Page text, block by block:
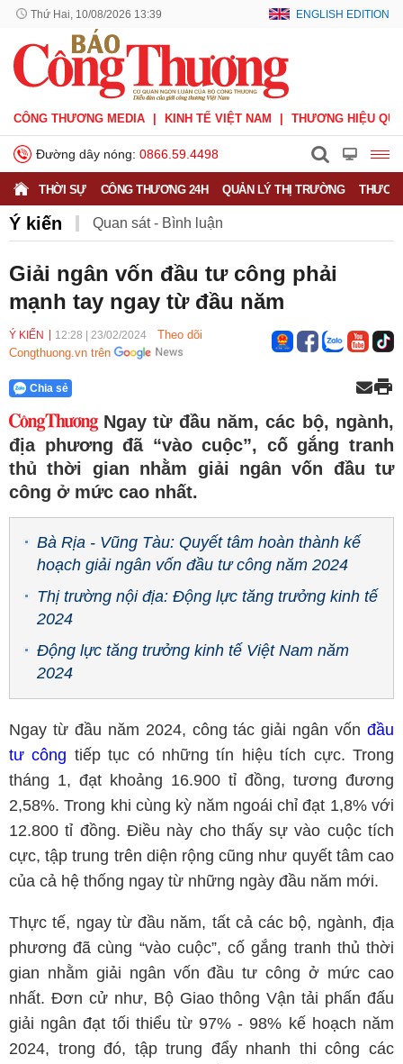
Thứ Hai, 10/08/2026 13:39 ENGLISH EDITION
CÔNG THƯƠNG MEDIA KINH TẾ VIỆT NAM THƯƠNG HIỆU
Đường dây nóng: 0866.59.4498
THỜI SỰ CÔNG THƯƠNG 24H QUẢN LÝ THỊ TRƯỜNG
Ý kiến Quan sát - Bình luận
Người tốt - Việc tốt Phỏng vấn - Đối thoại
Giải ngân vốn đầu tư công phải
mạnh tay ngay từ đầu năm
Ý KIẾN 12:28 23/02/2024
Theo dõi
Congthuong.vn trên
Chia sẻ
Ngay từ đầu năm, các bộ, ngành,
địa phương đã “vào cuộc”, cố gắng tranh
thủ thời gian nhằm giải ngân vốn đầu tư
công ở mức cao nhất.
Bà Rịa - Vũng Tàu: Quyết tâm hoàn thành kế
hoạch giải ngân vốn đầu tư công năm 2024
Thị trường nội địa: Động lực tăng trưởng kinh tế
2024
Động lực tăng trưởng kinh tế Việt Nam năm
2024
Ngay từ đầu năm 2024, công tác giải ngân vốn đầu
tư công tiếp tục có những tín hiệu tích cực. Trong
tháng 1, đạt khoảng 16.900 tỉ đồng, tương đương
2,58%. Trong khi cùng kỳ năm ngoái chỉ đạt 1,8% với
12.800 tỉ đồng. Điều này cho thấy sự vào cuộc tích
cực, tập trung trên diện rộng cũng như quyết tâm cao
của cả hệ thống ngay từ những ngày đầu năm mới.
Thực tế, ngay từ đầu năm, tất cả các bộ, ngành, địa
phương đã cùng “vào cuộc”, cố gắng tranh thủ thời
gian nhằm giải ngân vốn đầu tư công ở mức cao
nhất. Đơn cử như, Bộ Giao thông Vận tải phấn đấu
giải ngân đạt tối thiểu từ 97% - 98% kế hoạch năm
2024, trong đó, tập trung đẩy nhanh thi công các